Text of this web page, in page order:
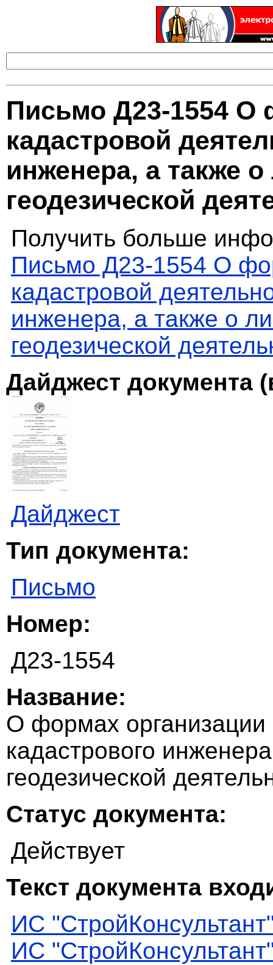
Письмо Д23-1554 О
кадастровой
инженера, а также
геодезической
Получить больше
Письмо Д23-1554 О
кадастровой
инженера, а также о
геодезической
Дайджест документа
Дайджест
Тип документа:
Письмо
Номер:
Д23-1554
Название:
О формах организации
кадастрового
геодезической
Статус документа:
Действует
Текст документа
ИС
ИС